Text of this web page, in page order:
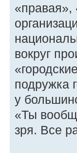
«правая»,
вокруг
подружка
у
«Ты
зря. Все